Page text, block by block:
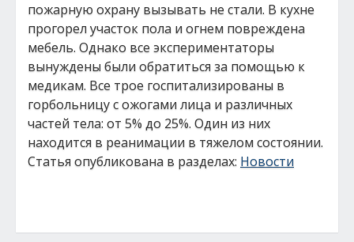
пожарную охрану вызывать не стали. В кухне
прогорел участок пола и огнем повреждена
мебель. Однако все экспериментаторы
вынуждены были обратиться за помощью к
медикам. Все трое госпитализированы в
горбольницу с ожогами лица и различных
частей тела: от 5% до 25%. Один из них
находится в реанимации в тяжелом состоянии.
Статья опубликована в разделах: Новости